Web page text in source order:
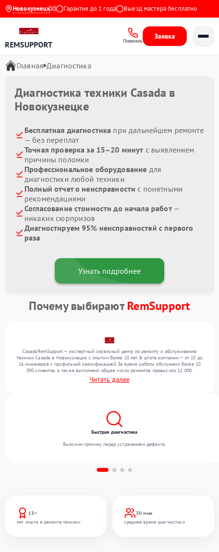
Новокузнецк
с 9:00 до 21:00 Гарантия до 1 года Выезд мастера бесплатно
REMSUPPORT Позвонить
Заявка
Главная Диагностика
Диагностика техники Casada в
Новокузнецке
Бесплатная диагностика при дальнейшем ремонте
— без переплат
Точная проверка за 15–20 минут с выявлением
причины поломки
Профессиональное оборудование для
диагностики любой техники
Полный отчет о неисправности с понятными
рекомендациями
Согласование стоимости до начала работ—
никаких сюрпризов
Диагностируем 95% неисправностей с первого
раза
Узнать подробнее
Почему выбираютRemSupport
CasadaRemSupport — экспертный сервисный центр по ремонту и обслуживанию
техники Casada в Новокузнецке с опытом более 10 лет. В штате компании — от 10 до
16 инженеров с профильной квалификацией. За время работы обслужено более 10
000 клиентов, а также выполнено общее число ремонтов превысило 12 000.
Ежемесячно в сервисный центр поступает более 300 обращений, включая , , . Мы
работаем с широким спектром неисправностей и обеспечиваем надежный результат
Читать далее
13+
лет опыта в ремонте техники
30 мин
среднее время диагностики
Быстрая диагностика
Выясним причину перед устранением дефекта.